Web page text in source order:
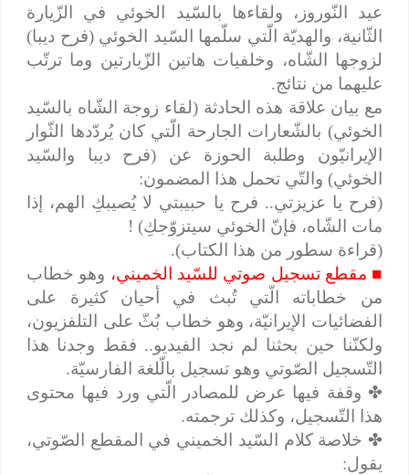
عيد النّوروز، ولقاءها بالسّيد الخوئي في الزّيارة
الثّانية، والهديّة الّتي سلّمها السّيد الخوئي (فرح ديبا)
لزوجها الشّاه، وخلفيات هاتين الزّيارتين وما ترتّب
عليهما من نتائج.
مع بيان علاقة هذه الحادثة (لقاء زوجة الشّاه بالسّيد
الخوئي) بالشّعارات الجارحة الّتي كان يُردّدها الثّوار
الإيرانيّون وطلبة الحوزة عن (فرح ديبا والسّيد
الخوئي) والتّي تحمل هذا المضمون:
(فرح يا عزيزتي.. فرح يا حبيبتي لا يُصيبكِ الهم، إذا
مات الشّاه، فإنّ الخوئي سيتزوّجكِ) !
(قراءة سطور من هذا الكتاب).
■مقطع تسجيل صوتي للسّيد الخميني، وهو خطاب
من خطاباته الّتي تُبث في أحيان كثيرة على
الفضائيات الإيرانيّة، وهو خطاب بُثّ على التلفزيون،
ولكنّنا حين بحثنا لم نجد الفيديو.. فقط وجدنا هذا
التّسجيل الصّوتي وهو تسجيل بالّلغة الفارسيّة.
✤وقفة فيها عرض للمصادر الّتي ورد فيها محتوى
هذا التّسجيل، وكذلك ترجمته.
✤خلاصة كلام السّيد الخميني في المقطع الصّوتي،
يقول: